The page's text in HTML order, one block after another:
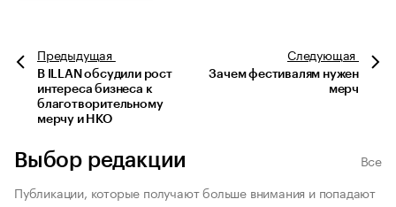
Предыдущая
В ILLAN обсудили рост
интереса бизнеса к
благотворительному
мерчу и НКО
Следующая
Зачем фестивалям нужен
мерч
Выбор редакции
Все
Публикации, которые получают больше внимания и попадают